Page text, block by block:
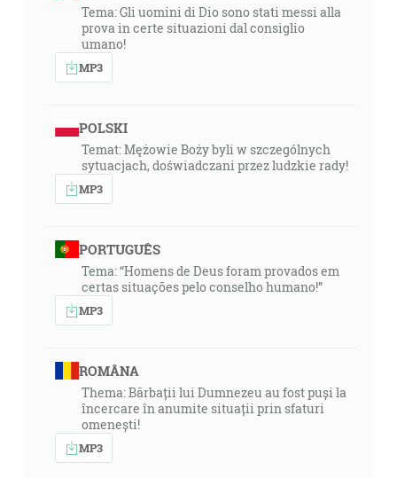
Tema: Gli uomini di Dio sono stati messi alla
prova in certe situazioni dal consiglio
umano!
MP3
POLSKI
Temat: Mężowie Boży byli w szczególnych
sytuacjach, doświadczani przez ludzkie rady!
MP3
PORTUGUÊS
Tema: “Homens de Deus foram provados em
certas situações pelo conselho humano!”
MP3
ROMÂNA
Thema: Bărbații lui Dumnezeu au fost puși la
încercare în anumite situații prin sfaturi
omenești!
MP3